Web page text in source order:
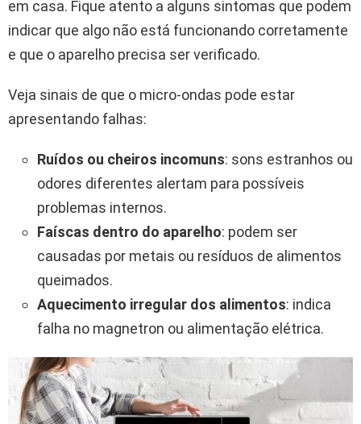
em casa. Fique atento a alguns sintomas que podem
indicar que algo não está funcionando corretamente
e que o aparelho precisa ser verificado.
Veja sinais de que o micro-ondas pode estar
apresentando falhas:
Ruídos ou cheiros incomuns: sons estranhos ou
odores diferentes alertam para possíveis
problemas internos.
Faíscas dentro do aparelho: podem ser
causadas por metais ou resíduos de alimentos
queimados.
Aquecimento irregular dos alimentos: indica
falha no magnetron ou alimentação elétrica.